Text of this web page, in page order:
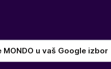
MONDO u vaš Google izbor